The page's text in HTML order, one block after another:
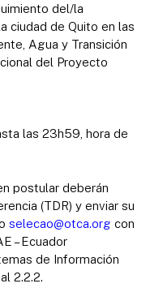
del/la
ciudad de Quito en las
Agua y Transición
del Proyecto
las 23h59, hora de
postular deberán
(TDR) y enviar su
selecao@otca.org con
– Ecuador
de Información
2.2.2.